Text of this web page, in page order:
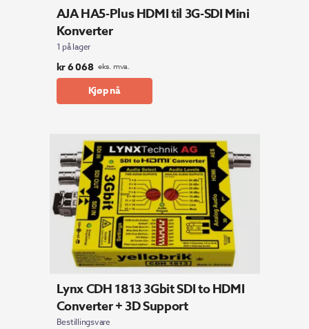
AJA HA5-Plus HDMI til 3G-SDI Mini
Konverter
1 på lager
kr6 068 eks. mva.
Kjøp nå
Lynx CDH 1813 3Gbit SDI to HDMI
Converter + 3D Support
Bestillingsvare